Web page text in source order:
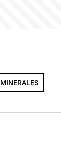
MINERALES